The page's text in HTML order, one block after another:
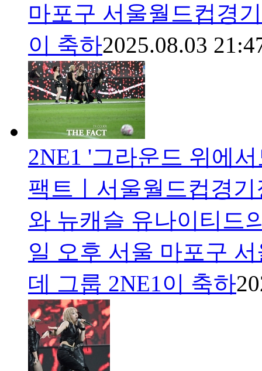
마포구 서울월드컵경
이 축하2025.08.03
2NE1 '그라운드 위에
팩트ㅣ서울월드컵경
와 뉴캐슬 유나이티드
일 오후 서울 마포구
데 그룹 2NE1이 축하